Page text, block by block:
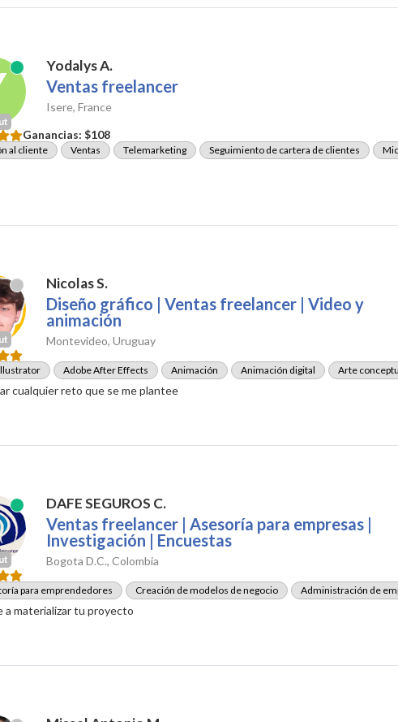
Yodalys A.
Ventas freelancer
Isere, France
Ganancias:$108
al cliente Ventas Telemarketing Seguimiento de cartera de clientes
Nicolas S.
Diseño gráfico | Ventas freelancer | Video y
animación
Montevideo, Uruguay
Adobe After Effects Animación Animación digital Arte
cualquier reto que se me plantee
DAFE SEGUROS C.
Ventas freelancer | Asesoría para empresas |
Investigación | Encuestas
Bogota D.C., Colombia
para emprendedores Creación de modelos de negocio Administración de
a materializar tu proyecto